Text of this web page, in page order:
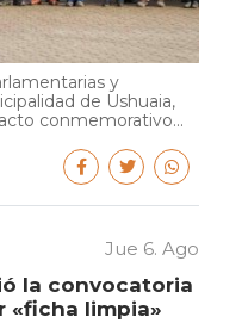
y
de Ushuaia,
conmemorativo...
Jue 6. Ago
la convocatoria
«ficha limpia»